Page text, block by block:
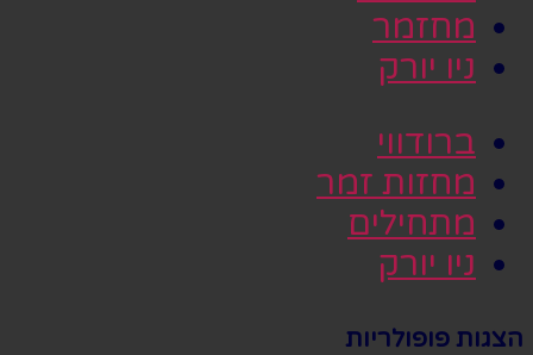
מחזמר
ניו יורק
ברודווי
מחזות זמר
מתחילים
ניו יורק
הצגות פופולריות